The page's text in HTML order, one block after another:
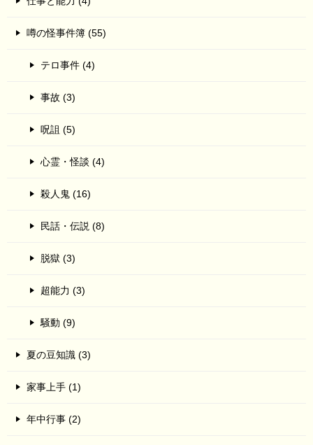
噂の怪事件簿 (55)
テロ事件 (4)
事故 (3)
呪詛 (5)
心霊・怪談 (4)
殺人鬼 (16)
民話・伝説 (8)
脱獄 (3)
超能力 (3)
騒動 (9)
夏の豆知識 (3)
家事上手 (1)
年中行事 (2)